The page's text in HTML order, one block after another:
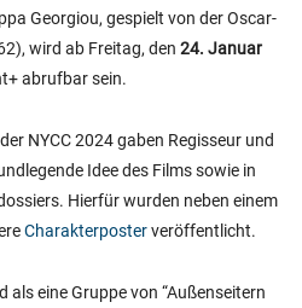
Georgiou, gespielt von der Oscar-
wird ab Freitag, den 24. Januar
abrufbar sein.
NYCC 2024 gaben Regisseur und
Idee des Films sowie in
Hierfür wurden neben einem
Charakterposterveröffentlicht.
als eine Gruppe von “Außenseitern